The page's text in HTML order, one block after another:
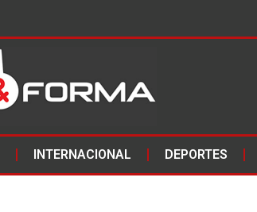
INTERNACIONAL DEPORTES